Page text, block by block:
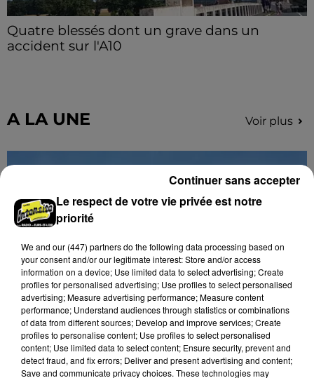
Quatre blessés dont un grave dans un
accident sur l'A10
A LA UNE Voir plus
Quatre blessés dont un grave dans un
accident sur l'A10
Le choc a eu lieu dans la matinée, vendredi 7 août à
Le respect de votre vie privée est notre
priorité
We and our (447) partnersdo the following data processing based on
your consent and/or our legitimate interest: Store and/or access
information on a device; Use limited data to select advertising; Create
profiles for personalised advertising; Use profiles to select personalised
advertising; Measure advertising performance; Measure content
performance; Understand audiences through statistics or combinations
of data from different sources; Develop and improve services; Create
profiles to personalise content; Use profiles to select personalised
content; Use limited data to select content; Ensure security, prevent and
detect fraud, and fix errors; Deliver and present advertising and content;
Save and communicate privacy choices. These technologies may
Continuer sans accepter